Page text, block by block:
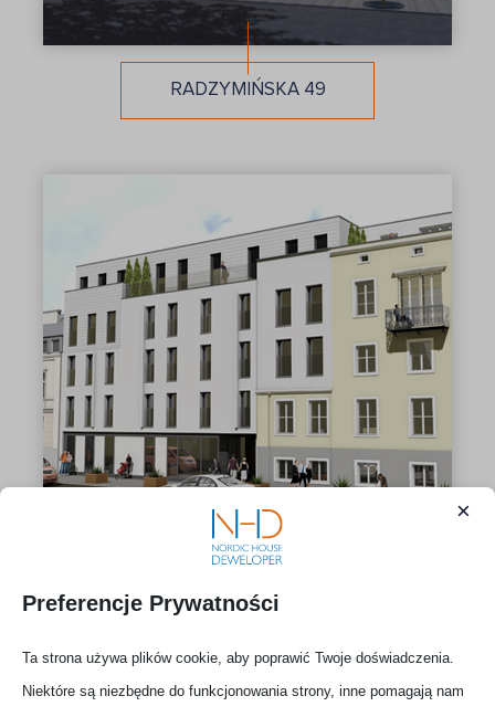
RADZYMIŃSKA 49
MAŁA 3
Preferencje Prywatności
×
Ta strona używa plików cookie, aby poprawić Twoje doświadczenia.
Niektóre są niezbędne do funkcjonowania strony, inne pomagają nam